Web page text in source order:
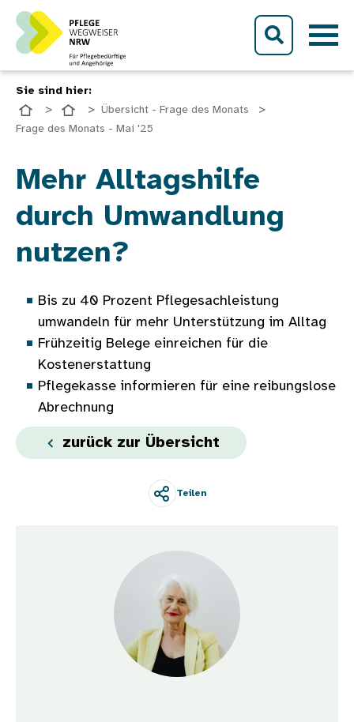
Direkt zum Inhalt
Sie sind hier:
Übersicht - Frage des Monats
Frage des Monats - Mai '25
BildMehr Alltagshilfe
durch Umwandlung
nutzen?
Bis zu 40 Prozent Pflegesachleistung
umwandeln für mehr Unterstützung im Alltag
Frühzeitig Belege einreichen für die
Kostenerstattung
Pflegekasse informieren für eine reibungslose
Abrechnung
zurück zur Übersicht
Teilen